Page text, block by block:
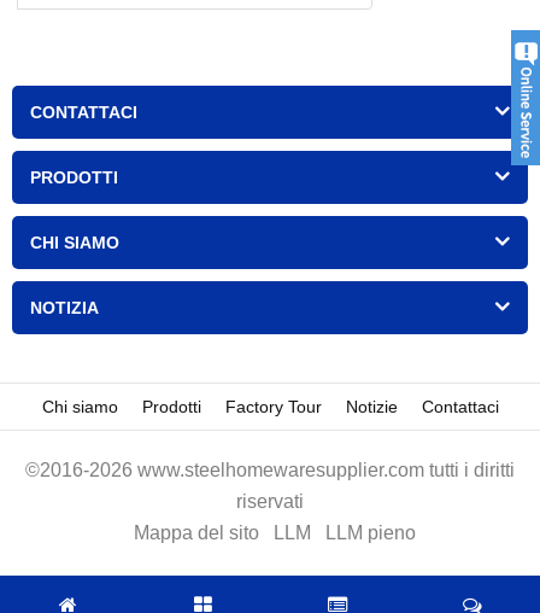
CONTATTACI
PRODOTTI
CHI SIAMO
NOTIZIA
Chi siamo Prodotti Factory Tour Notizie Contattaci
©2016-2026 www.steelhomewaresupplier.com tutti i diritti
riservati
Mappa del sito
LLM LLM pieno